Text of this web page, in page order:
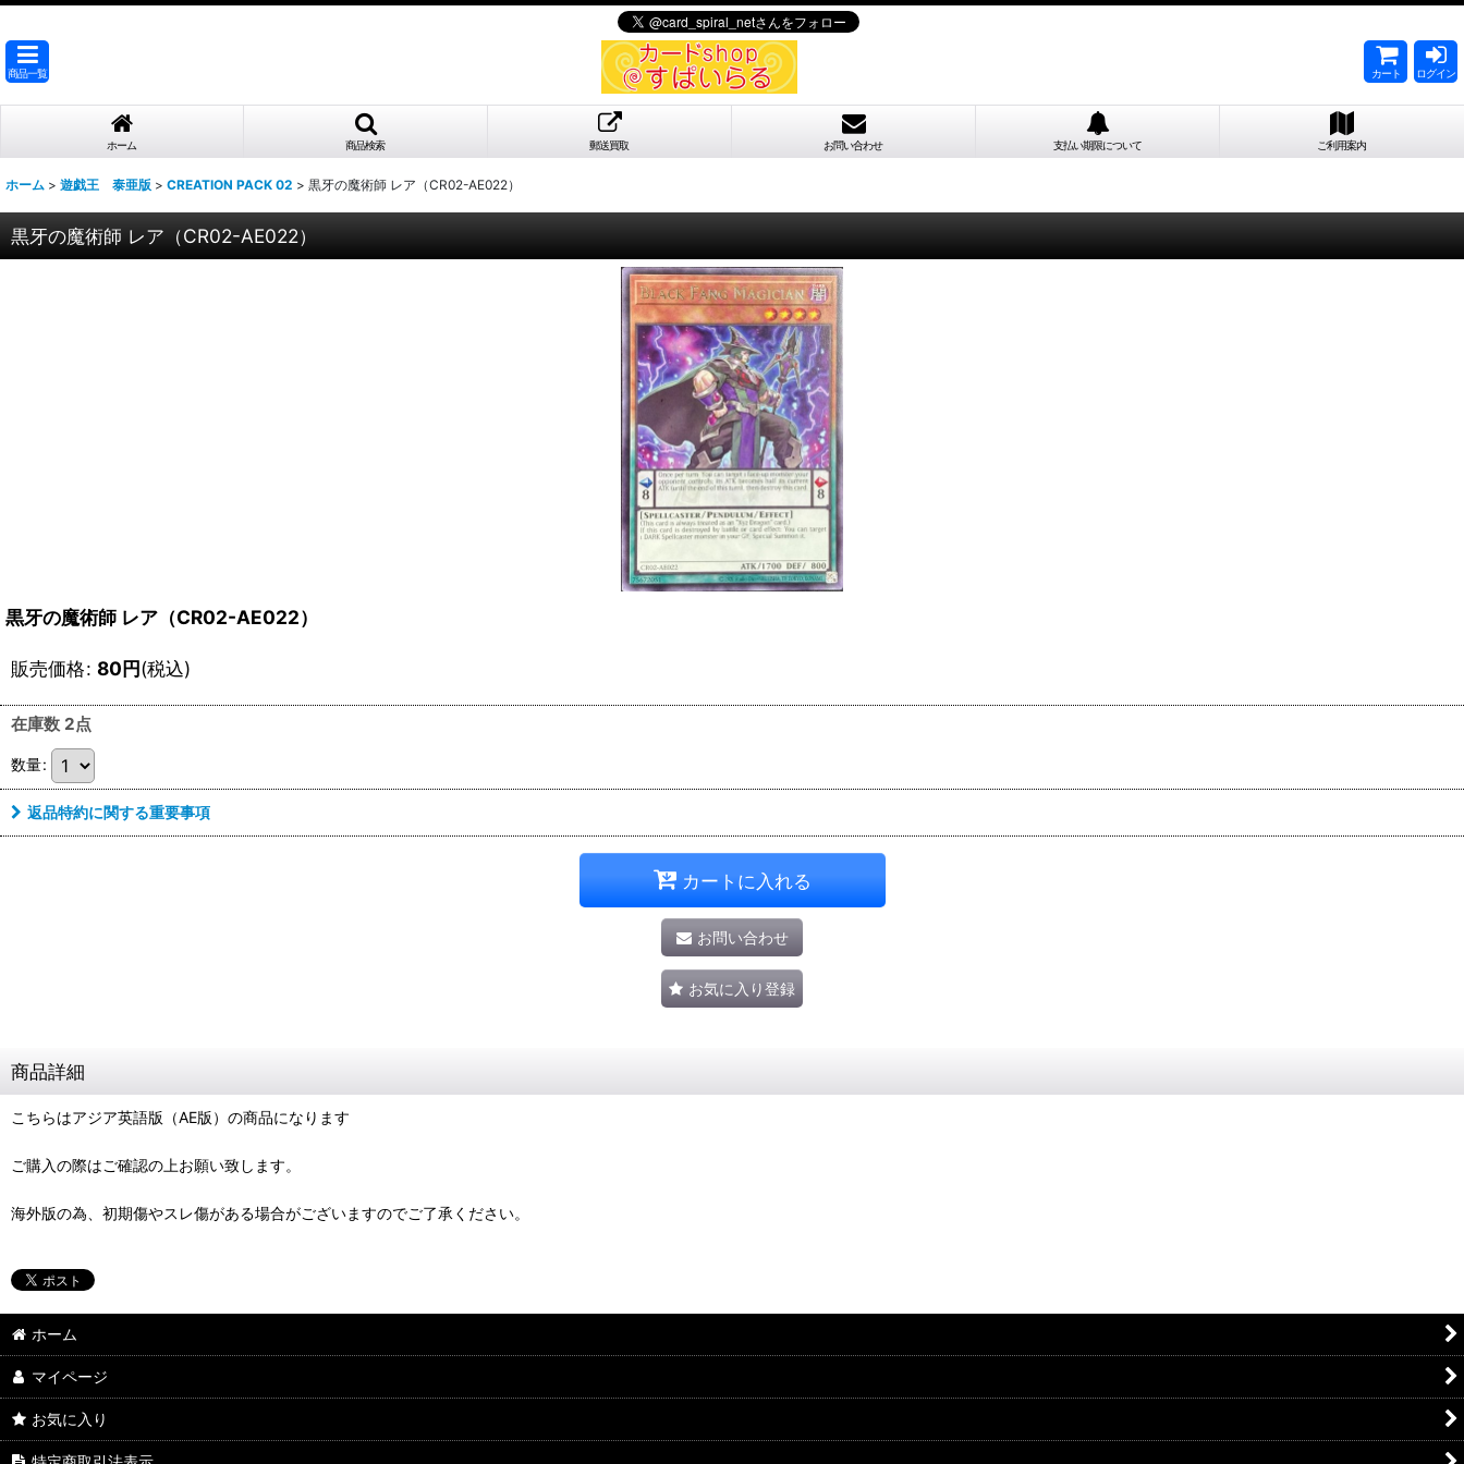
商品一覧 カート ログイン
ホーム 商品検索 郵送買取 お問い合わせ 支払い期限について ご利用案内
ホーム > 遊戯王 泰亜版 > CREATION PACK 02 > 黒牙の魔術師 レア（CR02-AE022）
黒牙の魔術師 レア（CR02-AE022）
黒牙の魔術師 レア（CR02-AE022）
販売価格: 80円(税込)
在庫数 2点
数量:
返品特約に関する重要事項
カートに入れる
お問い合わせ
お気に入り登録
商品詳細
こちらはアジア英語版（AE版）の商品になります
ご購入の際はご確認の上お願い致します。
海外版の為、初期傷やスレ傷がある場合がございますのでご了承ください。
ホーム
マイページ
お気に入り